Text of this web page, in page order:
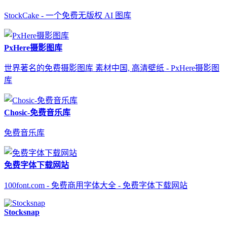
StockCake - 一个免费无版权 AI 图库
PxHere摄影图库
世界著名的免费摄影图库 素材中国, 高清壁纸 - PxHere摄影图
库
Chosic-免费音乐库
免费音乐库
免费字体下载网站
100font.com - 免费商用字体大全 - 免费字体下载网站
Stocksnap